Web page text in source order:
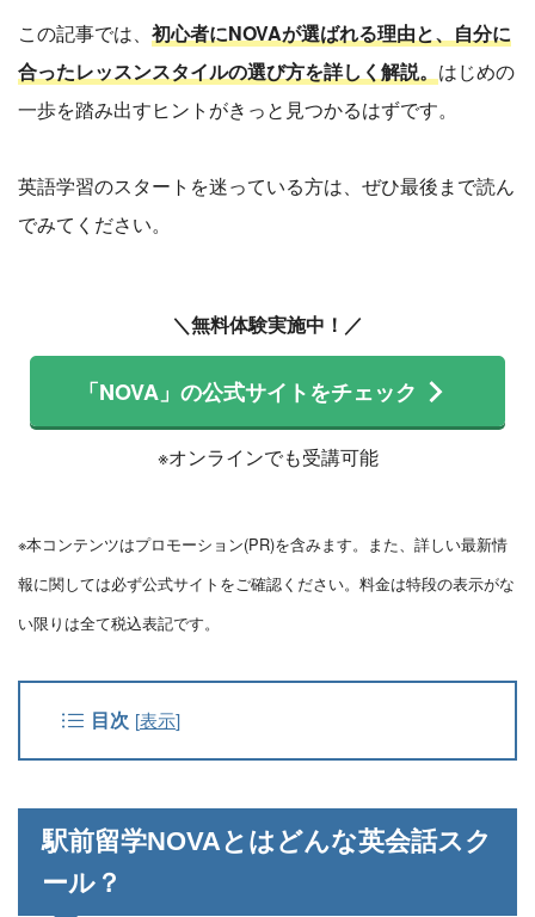
この記事では、 初心者にNOVAが選ばれる理由と、自分に
合ったレッスンスタイルの選び方を詳しく解説。 はじめの
一歩を踏み出すヒントがきっと見つかるはずです。
英語学習のスタートを迷っている方は、ぜひ最後まで読ん
でみてください。
＼無料体験実施中！／
「NOVA」の公式サイトをチェック
※オンラインでも受講可能
※本コンテンツはプロモーション(PR)を含みます。また、詳しい最新情
報に関しては必ず公式サイトをご確認ください。料金は特段の表示がな
い限りは全て税込表記です。
目次 [表示]
駅前留学NOVAとはどんな英会話スク
ール？